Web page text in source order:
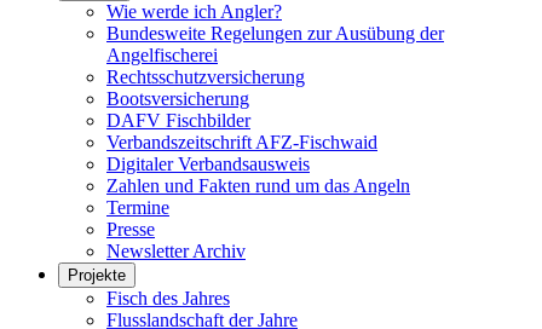
Wie werde ich Angler?
Bundesweite Regelungen zur Ausübung der
Angelfischerei
Rechtsschutzversicherung
Bootsversicherung
DAFV Fischbilder
Verbandszeitschrift AFZ-Fischwaid
Digitaler Verbandsausweis
Zahlen und Fakten rund um das Angeln
Termine
Presse
Newsletter Archiv
Projekte
Fisch des Jahres
Flusslandschaft der Jahre